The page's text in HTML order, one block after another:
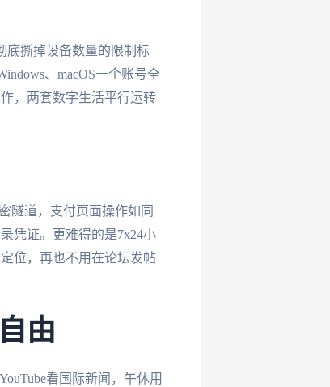
底撕掉设备数量的限制标
、macOS一个账号全
，两套数字生活平行运转
隧道，支付页面操作如同
凭证。更难得的是7x24小
位，再也不用在论坛发帖
由
看国际新闻，午休用